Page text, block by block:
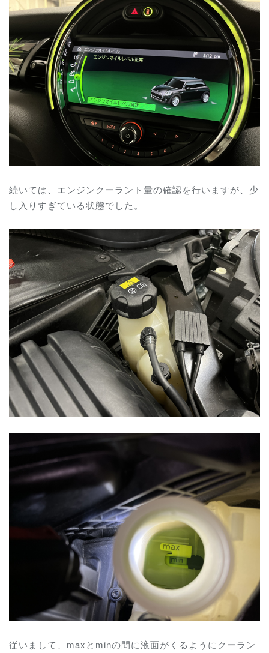
続いては、エンジンクーラント量の確認を行いますが、少
し入りすぎている状態でした。
従いまして、 maxとminの間に液面がくるようにクーラン